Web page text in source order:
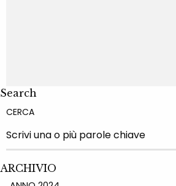
Search
CERCA
ARCHIVIO